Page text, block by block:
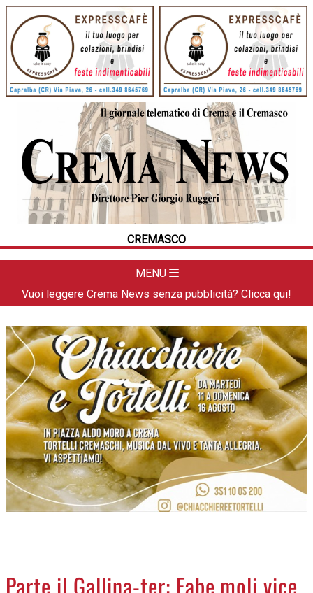
CREMASCO
MENU
HOME
CRONACA
POLITICA
LA FOTO
DAL TERRITORIO
APPUNTAMENTI
CREMASCO
OROSCOPO
LA PIAZZA
ANIMALI
NECROLOGI
ACCEDI
Vuoi leggere Crema News senza pubblicità? Clicca qui!
Parte il Gallina-ter: Fabe,moli vice